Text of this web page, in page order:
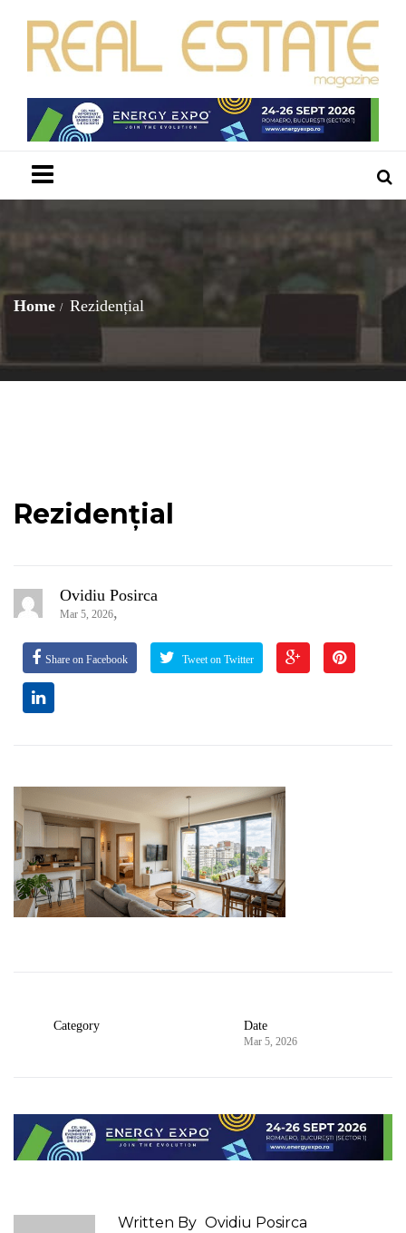
Home Rezidențial
Rezidențial
Ovidiu Posirca
Mar 5, 2026,
Share on Facebook Tweet on Twitter
Category Date
Mar 5, 2026
Written By Ovidiu Posirca